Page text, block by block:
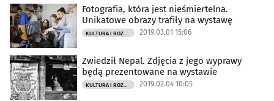
Fotografia, która jest nieśmiertelna.
Unikatowe obrazy trafiły na wystawę
2019.03.01 15:06
Zwiedził Nepal. Zdjęcia z jego wyprawy
będą prezentowane na wystawie
2019.02.04 10:05